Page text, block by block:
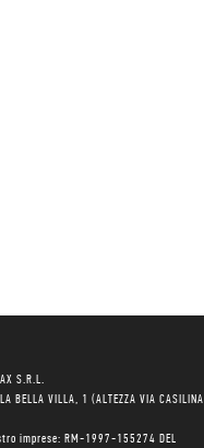
S.R.L.
BELLA VILLA, 1 (ALTEZZA VIA CASILINA
imprese: RM-1997-155274 DEL